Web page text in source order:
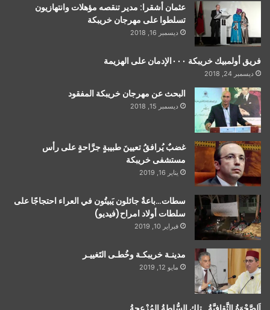
عثمان أشقرا: مدير تنقصه مؤهلات وانتهازيون
تسلطوا على مهرجان خريبكة
ديسمبر 16, 2018
فريق أولمبيك خريبكة ٠٠٠الإدمان على الهزيمة
ديسمبر 24, 2018
البحث عن مهرجان خريبكة المفقود
ديسمبر 15, 2018
غضبٌ يُرافقُ تعيينَ طبيبةٍ جرَّاحةٍ على رأس
مستشفى خريبكة
يناير 16, 2019
سطات…باعةٌ جائلون يَبيتُون في العراء احتجاجًا على
سلطات أولاد امراح(فيديو)
فبراير 10, 2019
مدينـة خريبكـة وخُطـى التَغييـر
مايو 12, 2019